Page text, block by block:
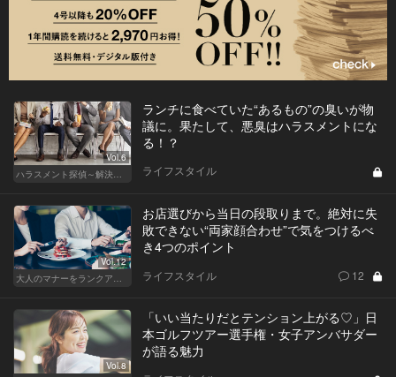
Vol.6
ランチに食べていた“あるもの”の臭いが物
議に。果たして、悪臭はハラスメントにな
る！？
ライフスタイル
Vol.12
お店選びから当日の段取りまで。絶対に失
敗できない“両家顔合わせ”で気をつけるべ
き4つのポイント
ライフスタイル 12
Vol.8
「いい当たりだとテンション上がる♡」日
本ゴルフツアー選手権・女子アンバサダー
が語る魅力